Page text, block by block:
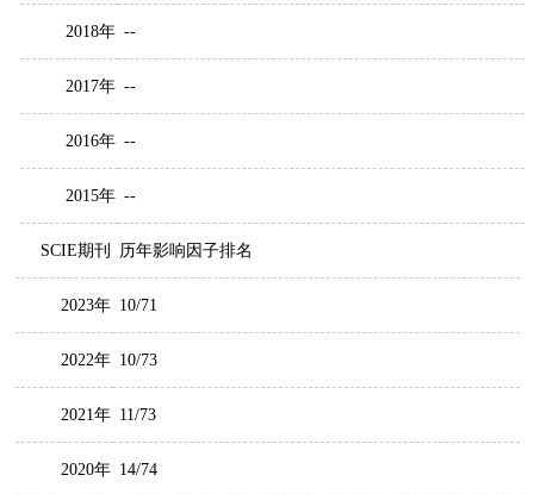
2018年 --
2017年 --
2016年 --
2015年 --
SCIE期刊 历年影响因子排名
2023年 10/71
2022年 10/73
2021年 11/73
2020年 14/74